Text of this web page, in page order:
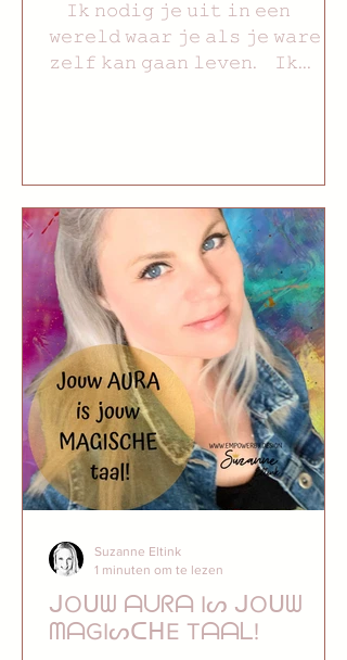
⠀ 𝙸𝚔 𝚗𝚘𝚍𝚒𝚐 𝚓𝚎 𝚞𝚒𝚝 𝚒𝚗 𝚎𝚎𝚗
𝚠𝚎𝚛𝚎𝚕𝚍 𝚠𝚊𝚊𝚛 𝚓𝚎 𝚊𝚕𝚜 𝚓𝚎 𝚠𝚊𝚛𝚎
𝚣𝚎𝚕𝚏 𝚔𝚊𝚗 𝚐𝚊𝚊𝚗 𝚕𝚎𝚟𝚎𝚗.⠀ 𝙸𝚔...
ᒍOᑌᗯ ᗩᑌᖇᗩ Iᔕ ᒍOᑌᗯ
ᗰᗩGIᔕᑕᕼE Tᗩᗩᒪ!⠀
Suzanne Eltink
1 minuten om te lezen